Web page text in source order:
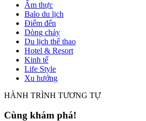
Ẩm thực
Balo du lịch
Điểm đến
Dòng chảy
Du lịch thể thao
Hotel & Resort
Kinh tế
Life Style
Xu hướng
HÀNH TRÌNH TƯƠNG TỰ
Cùng khám phá!